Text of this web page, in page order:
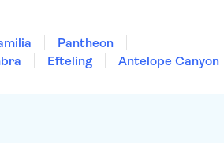
Pantheon
Efteling
Antelope Canyon